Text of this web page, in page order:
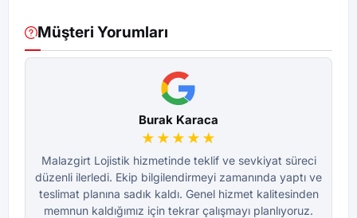
Müşteri Yorumları
Burak Karaca
★★★★★
Malazgirt Lojistik hizmetinde teklif ve sevkiyat süreci
düzenli ilerledi. Ekip bilgilendirmeyi zamanında yaptı ve
teslimat planına sadık kaldı. Genel hizmet kalitesinden
memnun kaldığımız için tekrar çalışmayı planlıyoruz.